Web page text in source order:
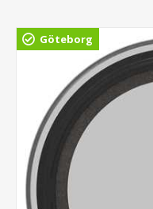
Göteborg